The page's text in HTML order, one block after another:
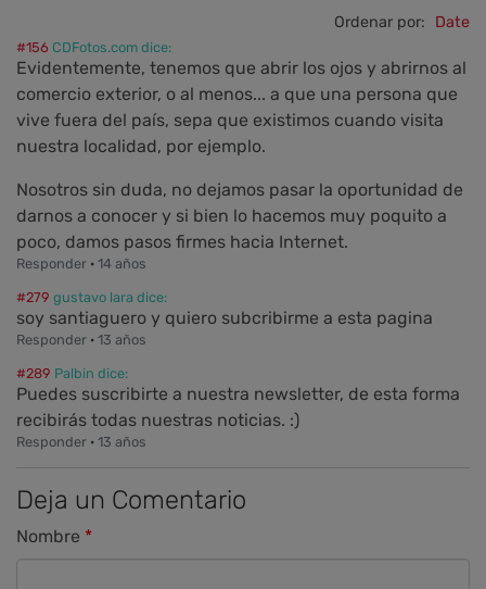
Ordenar por: Date
#156 CDFotos.com dice:
Evidentemente, tenemos que abrir los ojos y abrirnos al
comercio exterior, o al menos... a que una persona que
vive fuera del país, sepa que existimos cuando visita
nuestra localidad, por ejemplo.
Nosotros sin duda, no dejamos pasar la oportunidad de
darnos a conocer y si bien lo hacemos muy poquito a
poco, damos pasos firmes hacia Internet.
Responder · 14 años
#279 gustavo lara dice:
soy santiaguero y quiero subcribirme a esta pagina
Responder · 13 años
#289 Palbin dice:
Puedes suscribirte a nuestra newsletter, de esta forma
recibirás todas nuestras noticias. :)
Responder · 13 años
Deja un Comentario
Nombre